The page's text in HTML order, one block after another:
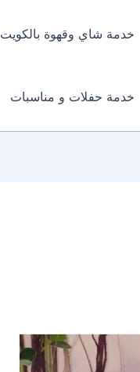
خدمة شاي وقهوة بالكويت
خدمة حفلات و مناسبات